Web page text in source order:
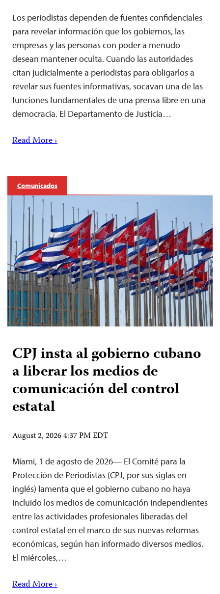
Los periodistas dependen de fuentes confidenciales
para revelar información que los gobiernos, las
empresas y las personas con poder a menudo
desean mantener oculta. Cuando las autoridades
citan judicialmente a periodistas para obligarlos a
revelar sus fuentes informativas, socavan una de las
funciones fundamentales de una prensa libre en una
democracia. El Departamento de Justicia…
Read More ›
Comunicados
CPJ insta al gobierno cubano
a liberar los medios de
comunicación del control
estatal
August 2, 2026 4:37 PM EDT
Miami, 1 de agosto de 2026— El Comité para la
Protección de Periodistas (CPJ, por sus siglas en
inglés) lamenta que el gobierno cubano no haya
incluido los medios de comunicación independientes
entre las actividades profesionales liberadas del
control estatal en el marco de sus nuevas reformas
económicas, según han informado diversos medios.
El miércoles,…
Read More ›